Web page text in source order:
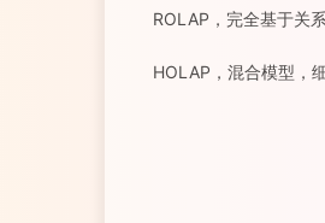
ROLAP，完全基于关
HOLAP，混合模型，